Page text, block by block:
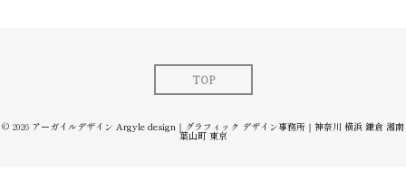
TOP
© 2026 アーガイルデザイン Argyle design｜グラフィック デザイン事務所｜神奈川 横浜 鎌倉 湘南
葉山町 東京